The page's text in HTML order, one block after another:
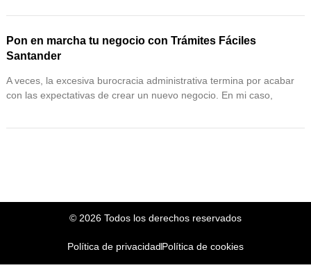
Pon en marcha tu negocio con Trámites Fáciles
Santander
A veces, la excesiva burocracia administrativa termina por acabar
con las expectativas de crear un nuevo negocio. En mi caso,
© 2026 Todos los derechos reservados
Política de privacidadPolítica de cookies